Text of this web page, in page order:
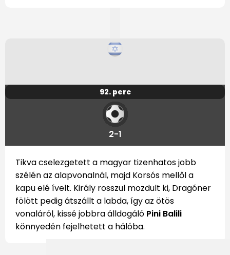
92. perc
2-1
Tikva cselezgetett a magyar tizenhatos jobb
szélén az alapvonalnál, majd Korsós mellől a
kapu elé ívelt. Király rosszul mozdult ki, Dragóner
fölött pedig átszállt a labda, így az ötös
vonaláról, kissé jobbra álldogáló Pini Balili
könnyedén fejelhetett a hálóba.